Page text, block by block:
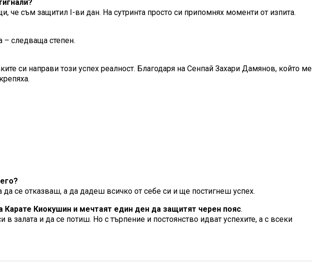
че съм защитил I-ви дан. На сутринта просто си припомнях моменти от изпита.
– следваща степен.
си направи този успех реалност. Благодаря на Сенпай Захари Дамянов, който ме
се отказваш, а да дадеш всичко от себе си и ще постигнеш успех.
Карате Киокушин и мечтаят един ден да защитят черен пояс.
залата и да се потиш. Но с търпение и постоянство идват успехите, а с всеки